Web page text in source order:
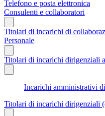
Telefono e posta elettronica
Consulenti e collaboratori
Titolari di incarichi di
Personale
Titolari di incarichi dirigenziali
Incarichi amministrativi
Titolari di incarichi dirigenziali